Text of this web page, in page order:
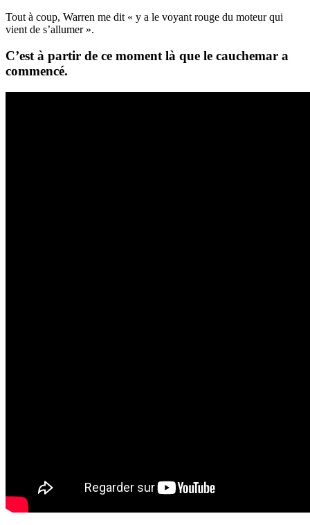
Tout à coup, Warren me dit « y a le voyant rouge du moteur qui
vient de s’allumer ».
C’est à partir de ce moment là que le cauchemar a
commencé.